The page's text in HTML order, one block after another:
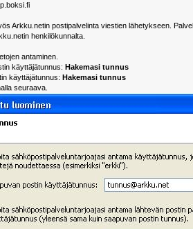
Arkku.netin postipalvelinta viestien lähetykseen.
henkilökunnalta.
antaminen.
käyttäjätunnus: Hakemasi tunnus
käyttäjätunnus: Hakemasi tunnus
seuraava.